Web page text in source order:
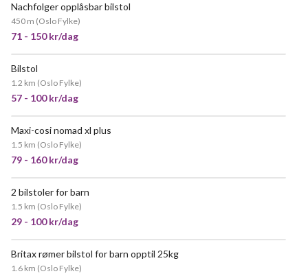
Nachfolger opplåsbar bilstol
450 m (Oslo Fylke)
71 - 150 kr/dag
Bilstol
1.2 km (Oslo Fylke)
57 - 100 kr/dag
Maxi-cosi nomad xl plus
1.5 km (Oslo Fylke)
79 - 160 kr/dag
2 bilstoler for barn
1.5 km (Oslo Fylke)
29 - 100 kr/dag
Britax rømer bilstol for barn opptil 25kg
1.6 km (Oslo Fylke)